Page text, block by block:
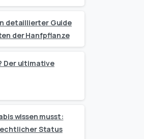
detaillierter Guide
der Hanfpflanze
Der ultimative
wissen musst:
Status